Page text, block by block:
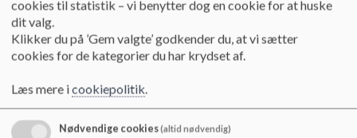
i
Rundvisning
Vi har rundvisning i vores Børnehus hver 2.
Tilmelding til rundvisning foregår ved at
ringe, eller sende en sms til nedenstående.
cookies til statistik – vi benytter dog en cookie for at huske
dit valg.
Klikker du på ’Gem valgte’ godkender du, at vi sætter
cookies for de kategorier du har krydset af.
Læs mere icookiepolitik.
Nødvendige cookies(altid nødvendig)